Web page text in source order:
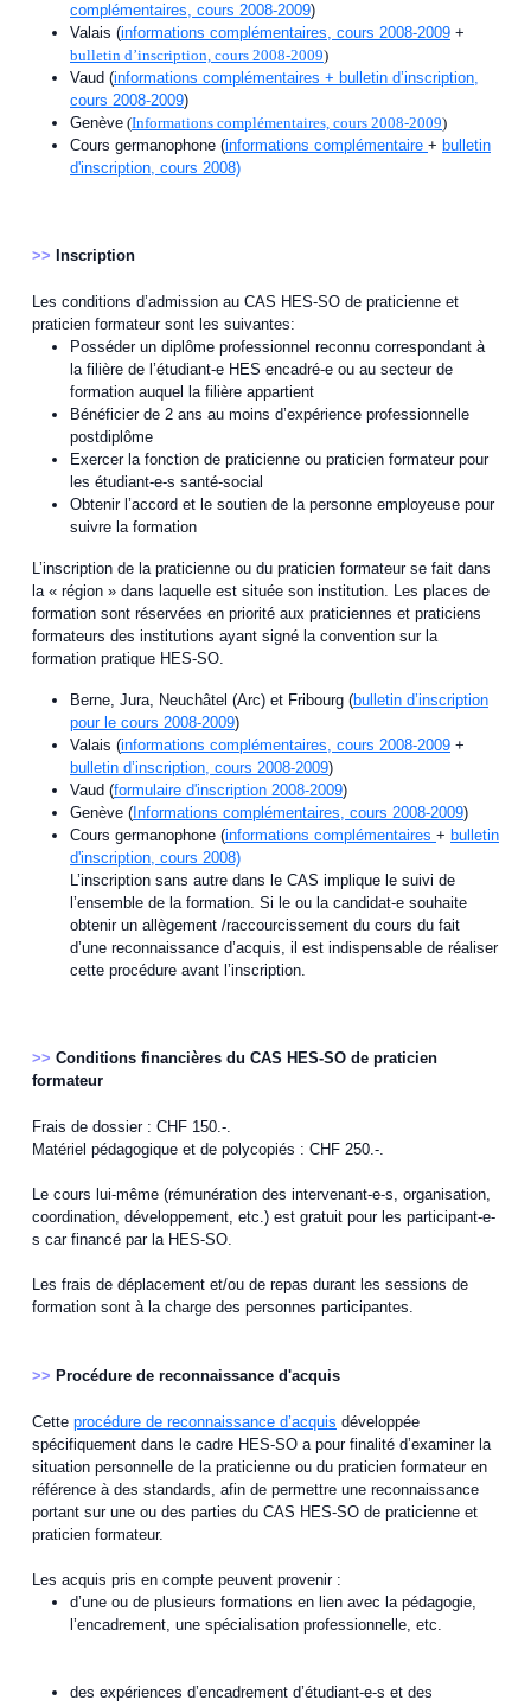
complémentaires, cours 2008-2009)
Valais (informations complémentaires, cours 2008-2009 +
bulletin d’inscription, cours 2008-2009)
Vaud (informations complémentaires + bulletin d’inscription,
cours 2008-2009)
Genève (Informations complémentaires, cours 2008-2009)
Cours germanophone (informations complémentaire + bulletin
d'inscription, cours 2008)
>> Inscription
Les conditions d’admission au CAS HES-SO de praticienne et
praticien formateur sont les suivantes:
Posséder un diplôme professionnel reconnu correspondant à
la filière de l’étudiant-e HES encadré-e ou au secteur de
formation auquel la filière appartient
Bénéficier de 2 ans au moins d’expérience professionnelle
postdiplôme
Exercer la fonction de praticienne ou praticien formateur pour
les étudiant-e-s santé-social
Obtenir l’accord et le soutien de la personne employeuse pour
suivre la formation
L’inscription de la praticienne ou du praticien formateur se fait dans
la « région » dans laquelle est située son institution. Les places de
formation sont réservées en priorité aux praticiennes et praticiens
formateurs des institutions ayant signé la convention sur la
formation pratique HES-SO.
Berne, Jura, Neuchâtel (Arc) et Fribourg (bulletin d’inscription
pour le cours 2008-2009)
Valais (informations complémentaires, cours 2008-2009 +
bulletin d’inscription, cours 2008-2009)
Vaud (formulaire d'inscription 2008-2009)
Genève ( Informations complémentaires, cours 2008-2009)
Cours germanophone (informations complémentaires + bulletin
d'inscription, cours 2008)
L’inscription sans autre dans le CAS implique le suivi de
l’ensemble de la formation. Si le ou la candidat-e souhaite
obtenir un allègement /raccourcissement du cours du fait
d’une reconnaissance d’acquis, il est indispensable de réaliser
cette procédure avant l’inscription.
>> Conditions financières du CAS HES-SO de praticien
formateur
Frais de dossier : CHF 150.-.
Matériel pédagogique et de polycopiés : CHF 250.-.
Le cours lui-même (rémunération des intervenant-e-s, organisation,
coordination, développement, etc.) est gratuit pour les participant-e-
s car financé par la HES-SO.
Les frais de déplacement et/ou de repas durant les sessions de
formation sont à la charge des personnes participantes.
>> Procédure de reconnaissance d'acquis
Cette procédure de reconnaissance d’acquis développée
spécifiquement dans le cadre HES-SO a pour finalité d’examiner la
situation personnelle de la praticienne ou du praticien formateur en
référence à des standards, afin de permettre une reconnaissance
portant sur une ou des parties du CAS HES-SO de praticienne et
praticien formateur.
Les acquis pris en compte peuvent provenir :
d’une ou de plusieurs formations en lien avec la pédagogie,
l’encadrement, une spécialisation professionnelle, etc.
des expériences d’encadrement d’étudiant-e-s et des